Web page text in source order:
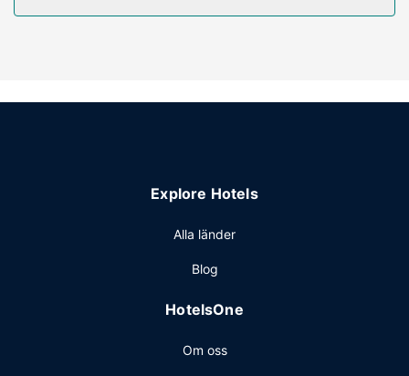
har även gratis wi-fi, shopping på boendet och
expressincheckning och expressutcheckning. Planerar du
konferensutrymmen på upp till 104 kvadratmeter,
Explore Hotels
Alla länder
Blog
HotelsOne
Om oss